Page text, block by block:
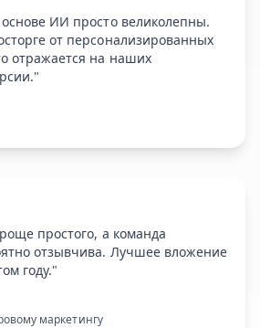
ИИ просто великолепны.
от персонализированных
отражается на наших
простого, а команда
отзывчива. Лучшее вложение
году."
маркетингу